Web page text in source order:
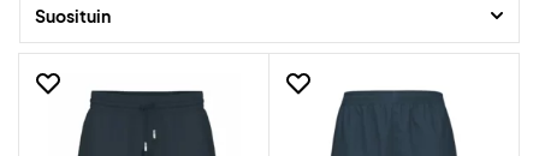
Suosituin